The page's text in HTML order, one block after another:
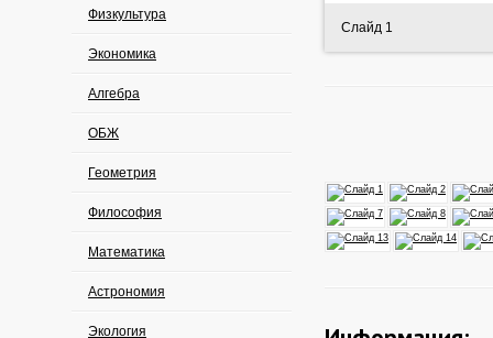
Физкультура
Экономика
Алгебра
ОБЖ
Геометрия
Философия
Математика
Астрономия
Экология
Слайд 1